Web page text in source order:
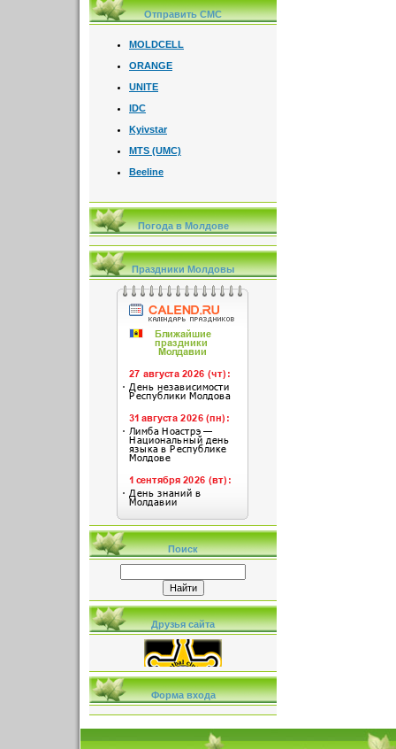
Отправить СМС
MOLDCELL
ORANGE
UNITE
IDC
Kyivstar
MTS (UMC)
Beeline
Погода в Молдове
Праздники Молдовы
Поиск
Друзья сайта
Форма входа